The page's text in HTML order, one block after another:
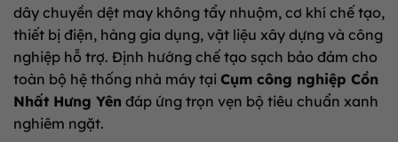
dây chuyền dệt may không tẩy nhuộm, cơ khí chế tạo,
thiết bị điện, hàng gia dụng, vật liệu xây dựng và công
nghiệp hỗ trợ. Định hướng chế tạo sạch bảo đảm cho
toàn bộ hệ thống nhà máy tại Cụm công nghiệp Cồn
Nhất Hưng Yên đáp ứng trọn vẹn bộ tiêu chuẩn xanh
nghiêm ngặt.